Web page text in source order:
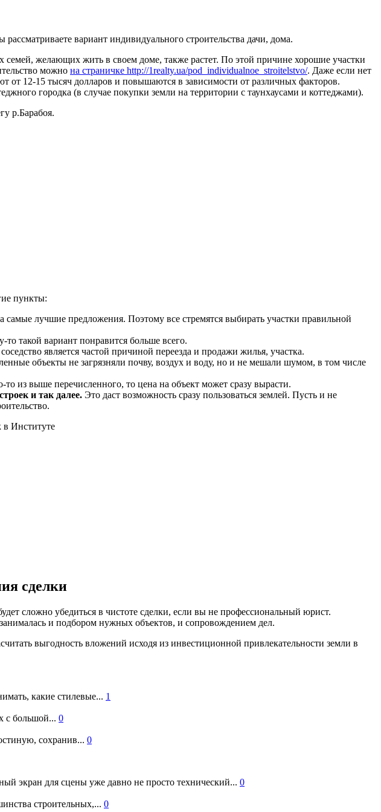
вариант индивидуального строительства дачи, дома.
желающих жить в своем доме, также растет. По этой причине хорошие участки
можно на страничке http://1realty.ua/pod_individualnoe_stroitelstvo/. Даже если нет
от 12-15 тысяч долларов и повышаются в зависимости от различных факторов.
городка (в случае покупки земли на территории с таунхаусами и коттеджами).
пункты:
лучшие предложения. Поэтому все стремятся выбирать участки правильной
такой вариант понравится больше всего.
является частой причиной переезда и продажи жилья, участка.
объекты не загрязняли почву, воздух и воду, но и не мешали шумом, в том числе
то из выше перечисленного, то цена на объект может сразу вырасти.
и так далее. Это даст возможность сразу пользоваться землей. Пусть и не
сделки
сложно убедиться в чистоте сделки, если вы не профессиональный юрист.
и подбором нужных объектов, и сопровождением дел.
выгодность вложений исходя из инвестиционной привлекательности земли в
какие стилевые... 1
с большой... 0
сохранив... 0
экран для сцены уже давно не просто технический... 0
строительных,... 0